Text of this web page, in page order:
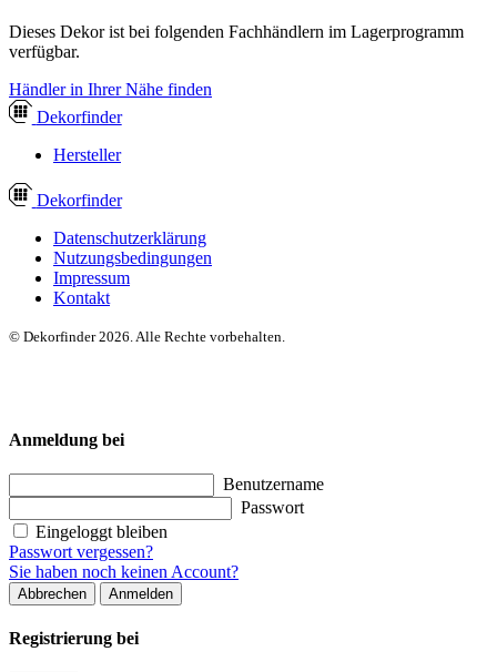
Dieses Dekor ist bei folgenden Fachhändlern im Lagerprogramm
verfügbar.
Händler in Ihrer Nähe finden
Dekorfinder
Hersteller
Dekorfinder
Datenschutzerklärung
Nutzungsbedingungen
Impressum
Kontakt
© Dekorfinder 2026. Alle Rechte vorbehalten.
Anmeldung bei
Benutzername
Passwort
Eingeloggt bleiben
Passwort vergessen?
Sie haben noch keinen Account?
Abbrechen Anmelden
Registrierung bei